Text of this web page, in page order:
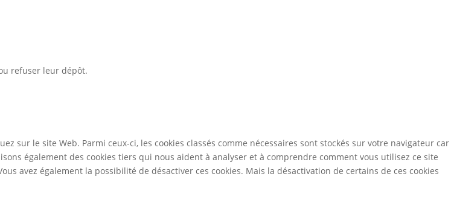
refuser leur dépôt.
sur le site Web. Parmi ceux-ci, les cookies classés comme nécessaires sont stockés sur votre navigateur car
également des cookies tiers qui nous aident à analyser et à comprendre comment vous utilisez ce site
avez également la possibilité de désactiver ces cookies. Mais la désactivation de certains de ces cookies